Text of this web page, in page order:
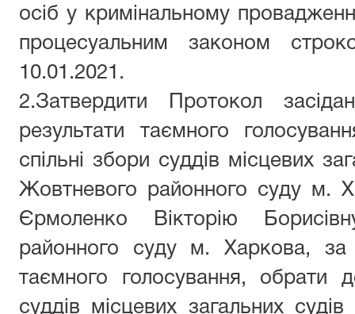
осіб у кримінальному
процесуальним законом
10.01.2021.
2.Затвердити Протокол
результати таємного
спільні збори суддів місцевих
Жовтневого районного суду м.
Єрмоленко Вікторію
районного суду м. Харкова, за
таємного голосування, обрати
суддів місцевих загальних